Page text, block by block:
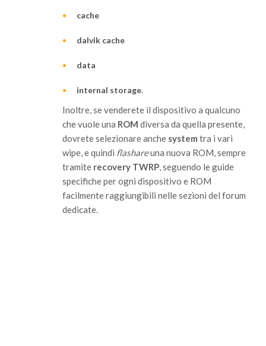
cache
dalvik cache
data
internal storage.
Inoltre, se venderete il dispositivo a qualcuno
che vuole una ROM diversa da quella presente,
dovrete selezionare anche system tra i vari
wipe, e quindi flashareuna nuova ROM, sempre
tramite recovery TWRP, seguendo le guide
specifiche per ogni dispositivo e ROM
facilmente raggiungibili nelle sezioni del forum
dedicate.